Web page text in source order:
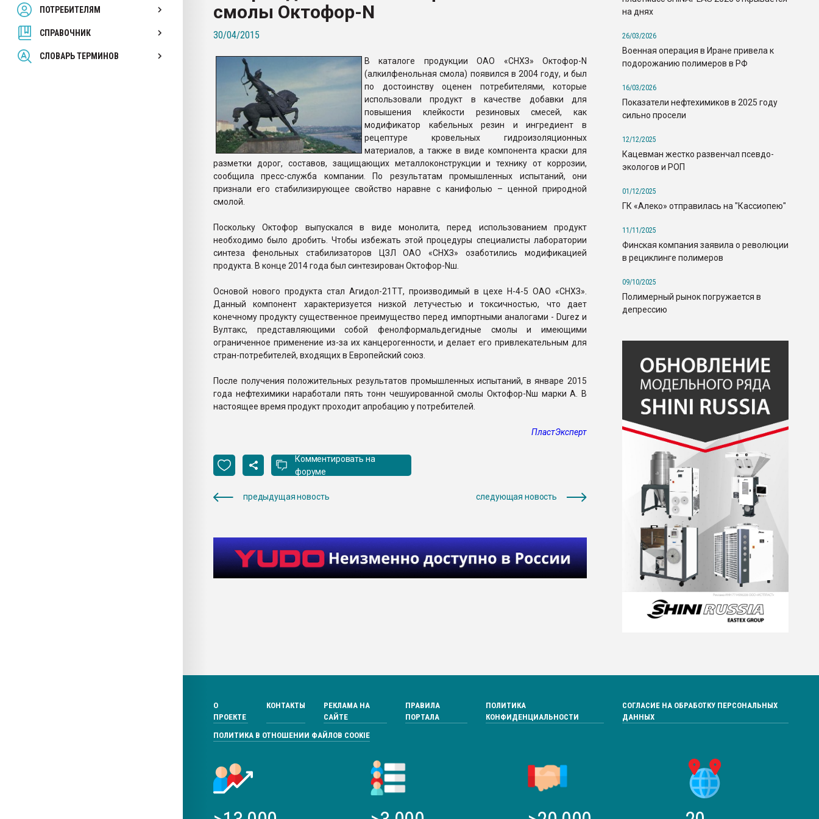
ПОТРЕБИТЕЛЯМ
СПРАВОЧНИК
СЛОВАРЬ ТЕРМИНОВ
Armaloy PC/ABS-1IM черный цвет
смолы Октофор-N
30/04/2015
В каталоге продукции ОАО «СНХЗ» Октофор-N
(алкилфенольная смола) появился в 2004 году, и был
по достоинству оценен потребителями, которые
использовали продукт в качестве добавки для
повышения клейкости резиновых смесей, как
модификатор кабельных резин и ингредиент в
рецептуре кровельных гидроизоляционных
материалов, а также в виде компонента краски для
разметки дорог, составов, защищающих металлоконструкции и технику от коррозии,
сообщила пресс-служба компании. По результатам промышленных испытаний, они
признали его стабилизирующее свойство наравне с канифолью – ценной природной
смолой.
Поскольку Октофор выпускался в виде монолита, перед использованием продукт
необходимо было дробить. Чтобы избежать этой процедуры специалисты лаборатории
синтеза фенольных стабилизаторов ЦЗЛ ОАО «СНХЗ» озаботились модификацией
продукта. В конце 2014 года был синтезирован Октофор-Nш.
Основой нового продукта стал Агидол-21ТТ, производимый в цехе Н-4-5 ОАО «СНХЗ».
Данный компонент характеризуется низкой летучестью и токсичностью, что дает
конечному продукту существенное преимущество перед импортными аналогами - Durez и
Вултакс, представляющими собой фенолформальдегидные смолы и имеющими
ограниченное применение из-за их канцерогенности, и делает его привлекательным для
стран-потребителей, входящих в Европейский союз.
После получения положительных результатов промышленных испытаний, в январе 2015
года нефтехимики наработали пять тонн чешуированной смолы Октофор-Nш марки А. В
настоящее время продукт проходит апробацию у потребителей.
ПластЭксперт
Комментировать на
форуме
предыдущая новость следующая новость
на днях
26/03/2026
Военная операция в Иране привела к
подорожанию полимеров в РФ
16/03/2026
Показатели нефтехимиков в 2025 году
сильно просели
12/12/2025
Кацевман жестко развенчал псевдо-
экологов и РОП
01/12/2025
ГК «Алеко» отправилась на "Кассиопею"
11/11/2025
Финская компания заявила о революции
в рециклинге полимеров
09/10/2025
Полимерный рынок погружается в
депрессию
О
ПРОЕКТЕ
КОНТАКТЫ
РЕКЛАМА НА
САЙТЕ
ПРАВИЛА
ПОРТАЛА
ПОЛИТИКА
КОНФИДЕНЦИАЛЬНОСТИ
СОГЛАСИЕ НА ОБРАБОТКУ ПЕРСОНАЛЬНЫХ
ДАННЫХ
ПОЛИТИКА В ОТНОШЕНИИ ФАЙЛОВ COOKIE